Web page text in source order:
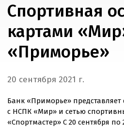
Спортивная
картами
«Приморье»
20 сентября 2021 г.
Банк «Приморье»
с НСПК «Мир» и сетью
«Спортмастер» С 20 сентября по